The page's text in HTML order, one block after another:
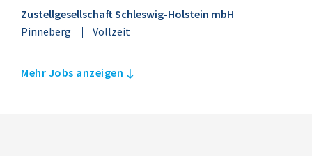
Zustellgesellschaft Schleswig-Holstein mbH
Pinneberg
Vollzeit
Mehr Jobs anzeigen